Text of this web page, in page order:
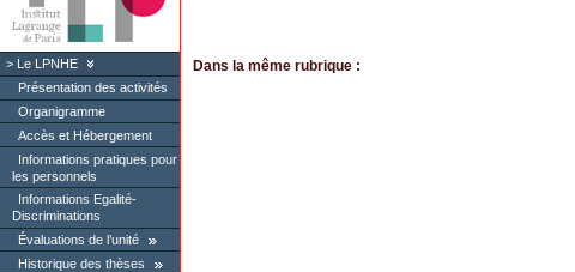
Le LPNHE
Présentation des activités
Organigramme
Accès et Hébergement
Informations pratiques pour
les personnels
Informations Egalité-
Discriminations
Évaluations de l’unité
Historique des thèses
Dans la même rubrique :